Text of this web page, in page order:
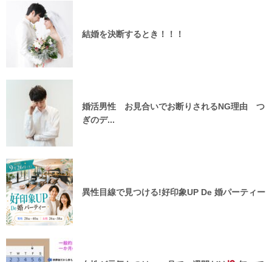
結婚を決断するとき！！！
婚活男性 お見合いでお断りされるNG理由 つ
ぎのデ...
異性目線で見つける!好印象UP De 婚パーティー